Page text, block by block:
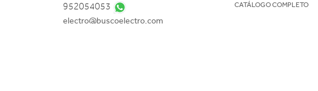
952054053
electro@buscoelectro.com
CATÁLOGO COMPLETO